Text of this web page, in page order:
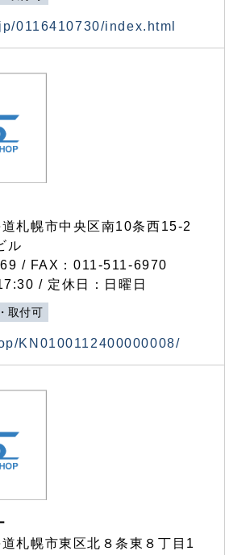
0116410730/index.html
札幌市中央区南10条西15-2
ル
/ FAX：011-511-6970
/ 定休日：日曜日
取付可
KN0100112400000008/
札幌市東区北８条東８丁目1